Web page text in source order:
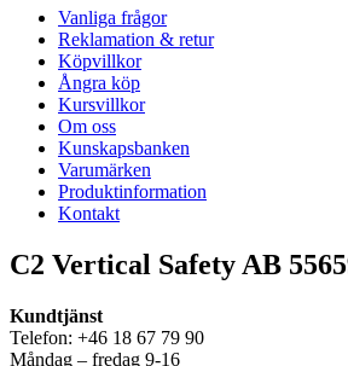
Vanliga frågor
Reklamation & retur
Köpvillkor
Ångra köp
Kursvillkor
Om oss
Kunskapsbanken
Varumärken
Produktinformation
Kontakt
C2 Vertical Safety AB
Kundtjänst
Telefon: +46 18 67 79 90
Måndag – fredag 9-16